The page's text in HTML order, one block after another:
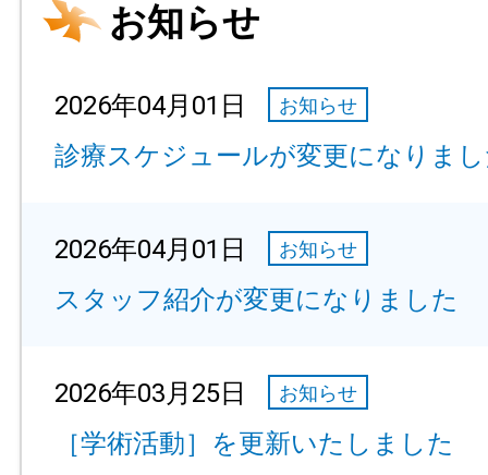
お知らせ
2026年04月01日 お知らせ
診療スケジュールが変更になりま
2026年04月01日 お知らせ
スタッフ紹介が変更になりました
2026年03月25日 お知らせ
［学術活動］を更新いたしました